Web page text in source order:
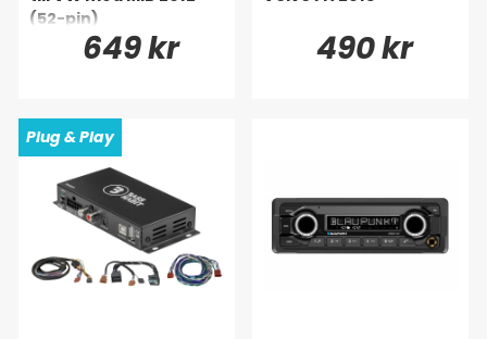
(52-pin)
649 kr 490 kr
Plug & Play